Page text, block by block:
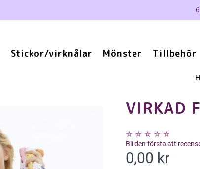
Stickor/virknålar Mönster Tillbehör
VIRKAD
Bli den första att
0,00 kr